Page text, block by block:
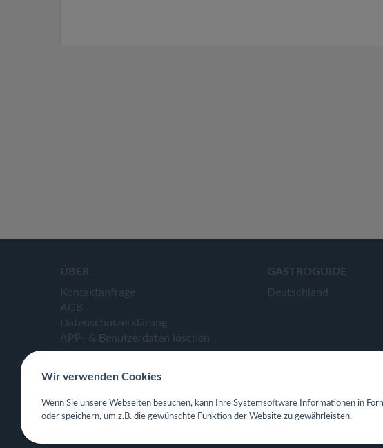
ÜBER
Kontaktanfrage
AGB
Datenschutzerklärung
APP- & Benutzerdaten löschen
Impressum
GASTROGUIDE
Deutschland
Wir verwenden Cookies
Wenn Sie unsere Webseiten besuchen, kann Ihre Systemsoftware Informationen in
oder speichern, um z.B. die gewünschte Funktion der Website zu gewährleisten.